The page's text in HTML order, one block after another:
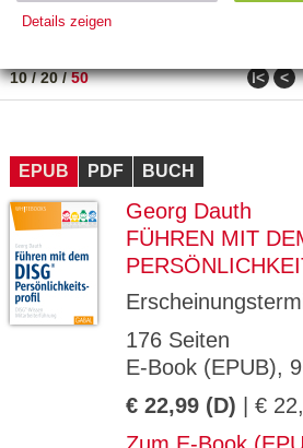
PREIS
10/20/50 ǀ< <
EPUB PDF BUCH
Georg Dauth
FÜHREN MIT
176 Seiten
E-Book (EPUB),
€ 22,99 (D) | €
Details zeigen
Name Zweck
ESSION
_ID
verlag.
de
Session verwendet
GV_CO
OKIES
gabal-
verlag.
Speichert den
Benutzers für Cookies auf
Domäne.